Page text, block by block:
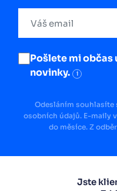
Pošlete mi občas
novinky.
i
Odesláním souhlasíte
osobních údajů. E-maily
do měsíce. Z
Jste